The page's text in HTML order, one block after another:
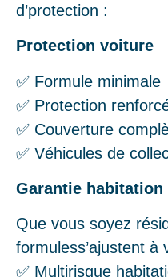
d’protection :
Protection voiture
✅ Formule minimale
✅ Protection
✅ Couverture
✅ Véhicules de
Garantie habitation
Que vous soyez
formuless’ajustent à
✅ Multirisque